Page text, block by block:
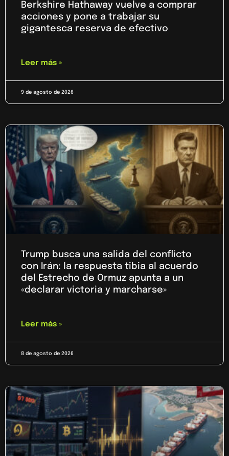
Berkshire Hathaway vuelve a comprar
acciones y pone a trabajar su
gigantesca reserva de efectivo
Leer más »
9 de agosto de 2026
Trump busca una salida del conflicto
con Irán: la respuesta tibia al acuerdo
del Estrecho de Ormuz apunta a un
«declarar victoria y marcharse»
Leer más »
8 de agosto de 2026